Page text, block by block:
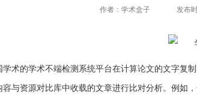
作者：学术盒子 发布
学术的学术不端检测系统平台在计算论文的文字复
容与资源对比库中收载的文章进行比对分析。例如